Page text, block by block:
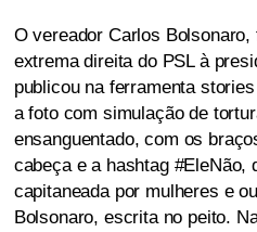
O vereador Carlos Bolsonaro,
extrema direita do PSL à
publicou na ferramenta
a foto com simulação de
ensanguentado, com os
cabeça e a hashtag #EleNão,
capitaneada por mulheres e
Bolsonaro, escrita no peito.